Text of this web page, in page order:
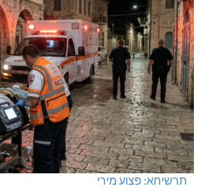
תרשיחא: פצוע מירי